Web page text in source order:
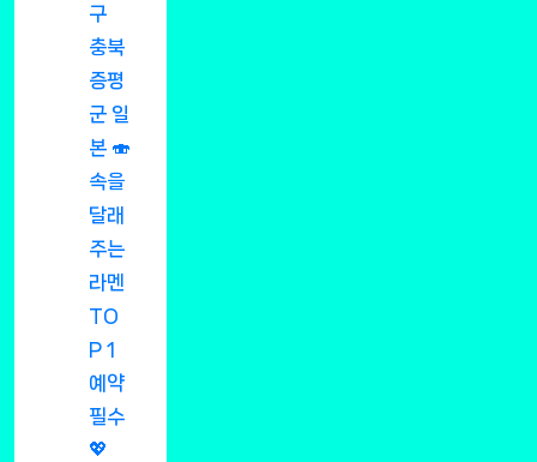
구
충북
증평
군 일
본 🍣
속을
달래
주는
라멘
TO
P 1
예약
필수
💖